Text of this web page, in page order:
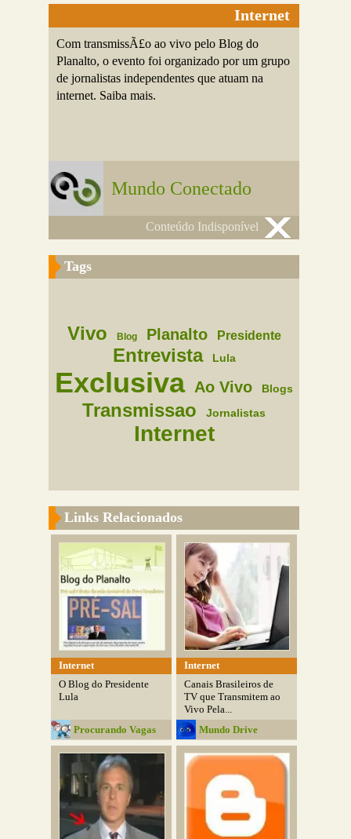
Internet
Com transmissÃ£o ao vivo pelo Blog do
Planalto, o evento foi organizado por um grupo
de jornalistas independentes que atuam na
internet. Saiba mais.
Mundo Conectado
Conteúdo Indisponível
Tags
Vivo Blog Planalto Presidente
Entrevista Lula
Exclusiva Ao Vivo Blogs
Transmissao Jornalistas
Internet
Links Relacionados
Internet
O Blog do Presidente
Lula
Procurando Vagas
Internet
Canais Brasileiros de
TV que Transmitem ao
Vivo Pela...
Mundo Drive